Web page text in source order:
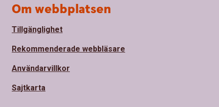
Om webbplatsen
Tillgänglighet
Rekommenderade webbläsare
Användarvillkor
Sajtkarta